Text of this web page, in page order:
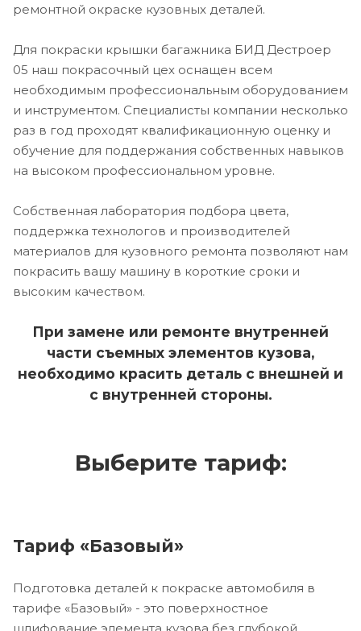
ремонтной окраске кузовных деталей.
Для покраски крышки багажника БИД Дестроер
05 наш покрасочный цех оснащен всем
необходимым профессиональным оборудованием
и инструментом. Специалисты компании несколько
раз в год проходят квалификационную оценку и
обучение для поддержания собственных навыков
на высоком профессиональном уровне.
Собственная лаборатория подбора цвета,
поддержка технологов и производителей
материалов для кузовного ремонта позволяют нам
покрасить вашу машину в короткие сроки и
высоким качеством.
При замене или ремонте внутренней
части съемных элементов кузова,
необходимо красить деталь с внешней и
с внутренней стороны.
Выберите тариф:
Тариф «Базовый»
Подготовка деталей к покраске автомобиля в
тарифе «Базовый» - это поверхностное